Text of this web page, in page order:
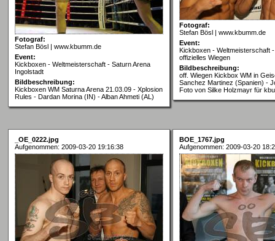
Fotograf:
Stefan Bösl | www.kbumm.de
Event:
Kickboxen - Weltmeisterschaft - Saturn Arena
Ingolstadt
Bildbeschreibung:
Kickboxen WM Saturna Arena 21.03.09 - Xplosion
Rules - Dardan Morina (IN) - Alban Ahmeti (AL)
Fotograf:
Stefan Bösl | www.kbumm.de
Event:
Kickboxen - Weltmeisterschaft
offizielles Wiegen
Bildbeschreibung:
off. Wiegen Kickbox WM in
Sanchez Martinez (Spanien) -
Foto von Silke Holzmayr für
_OE_0222.jpg
Aufgenommen: 2009-03-20 19:16:38
BOE_1767.jpg
Aufgenommen: 2009-03-20